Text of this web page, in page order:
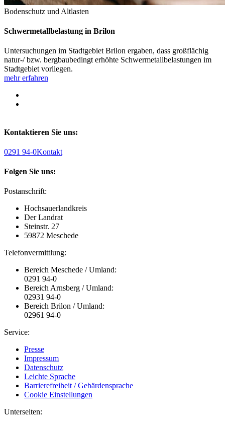
Bodenschutz und Altlasten
Schwermetallbelastung in Brilon
Untersuchungen im Stadtgebiet Brilon ergaben, dass großflächig
natur-/ bzw. bergbaubedingt erhöhte Schwermetallbelastungen im
Stadtgebiet vorliegen.
mehr erfahren
Kontaktieren Sie uns:
0291 94-0Kontakt
Folgen Sie uns:
Postanschrift:
Hochsauerlandkreis
Der Landrat
Steinstr. 27
59872 Meschede
Telefonvermittlung:
Bereich Meschede / Umland:
0291 94-0
Bereich Arnsberg / Umland:
02931 94-0
Bereich Brilon / Umland:
02961 94-0
Service:
Presse
Impressum
Datenschutz
Leichte Sprache
Barrierefreiheit / Gebärdensprache
Cookie Einstellungen
Unterseiten: